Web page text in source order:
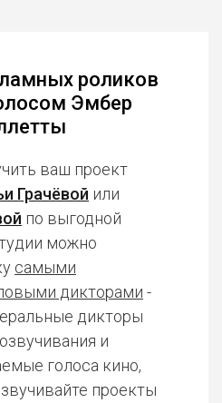
роликов
Эмбер
ваш проект
Грачёвой или
по выгодной
можно
самыми
дикторами -
дикторы
и
голоса кино,
проекты